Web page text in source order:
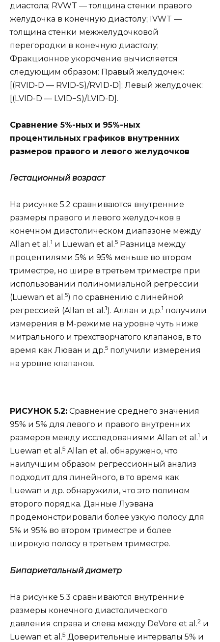
диастола; RVWT — толщина стенки правого
желудочка в конечную диастолу; IVWT —
толщина стенки межжелудочковой
перегородки в конечную диастолу;
Фракционное укорочение вычисляется
следующим образом: Правый желудочек:
[(RVID-D — RVID-S)/RVID-D]; Левый желудочек:
[(LVID-D — LVID−S)/LVID-D].
Сравнение 5%-ных и 95%-ных
процентильных графиков внутренних
размеров правого и левого желудочков
Гестационный возраст
На рисунке 5.2 сравниваются внутренние
размеры правого и левого желудочков в
конечном диастолическом диапазоне между
Allan et al.1 и Luewan et al.5 Разница между
процентилями 5% и 95% меньше во втором
триместре, но шире в третьем триместре при
использовании полиномиальной регрессии
(Luewan et al.5) по сравнению с линейной
регрессией (Allan et al.1). Аллан и др.1 получили
измерения в М-режиме на уровне чуть ниже
митрального и трехстворчатого клапанов, в то
время как Люван и др.5 получили измерения
на уровне клапанов.
РИСУНОК 5.2: Сравнение среднего значения
95% и 5% для левого и правого внутренних
размеров между исследованиями Allan et al.1 и
Luewan et al.5 Allan et al. обнаружено, что
наилучшим образом регрессионный анализ
подходит для линейного, в то время как
Luewan и др. обнаружили, что это полином
второго порядка. Данные Луэвана
продемонстрировали более узкую полосу для
5% и 95% во втором триместре и более
широкую полосу в третьем триместре.
Бипариетальный диаметр
На рисунке 5.3 сравниваются внутренние
размеры конечного диастолического
давления справа и слева между DeVore et al.2 и
Luewan et al.5 Доверительные интервалы 5% и